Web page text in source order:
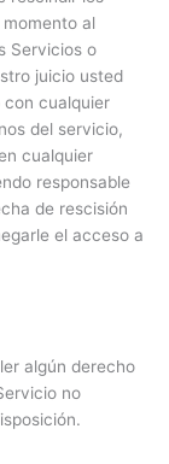
al
Servicios o
juicio usted
con cualquier
del servicio,
cualquier
responsable
de rescisión
el acceso a
algún derecho
no